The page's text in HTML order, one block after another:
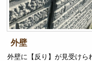
外壁
外壁に【反り】が見受けら